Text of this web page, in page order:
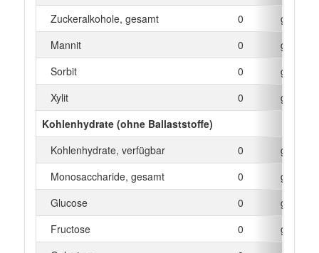
Zuckeralkohole, gesamt
0
g
Mannit
0
g
Sorbit
0
g
Xylit
0
g
Kohlenhydrate (ohne Ballaststoffe)
Kohlenhydrate, verfügbar
0
g
Monosaccharide, gesamt
0
g
Glucose
0
g
Fructose
0
g